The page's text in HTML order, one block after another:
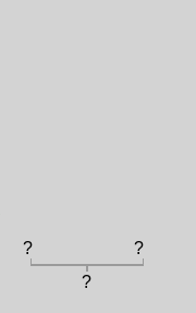
?
?
?